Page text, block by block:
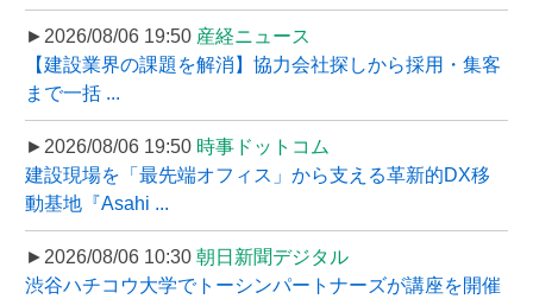
►2026/08/06 19:50 産経ニュース
【建設業界の課題を解消】協力会社探しから採用・集客
まで一括 ...
►2026/08/06 19:50 時事ドットコム
建設現場を「最先端オフィス」から支える革新的DX移
動基地『Asahi ...
►2026/08/06 10:30 朝日新聞デジタル
渋谷ハチコウ大学でトーシンパートナーズが講座を開催